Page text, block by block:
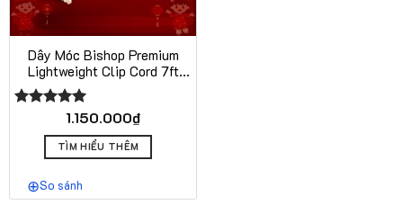
Dây Móc Bishop Premium
Lightweight Clip Cord 7ft
Cho Máy Xăm Truyền Thống
Được xếp1.150.000₫
TÌM HIỂU THÊM
So sánh